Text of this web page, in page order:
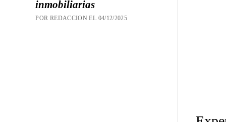
inmobiliarias
POR REDACCION EL 04/12/2025